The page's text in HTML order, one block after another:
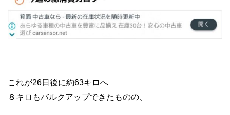
これが26日後に約63キロへ
８キロもバルクアップできたものの、